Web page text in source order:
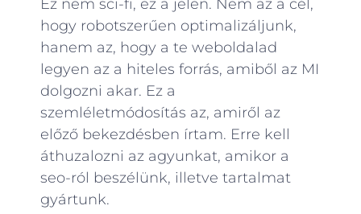
Ez nem sci-fi, ez a jelen. Nem az a cél,
hogy robotszerűen optimalizáljunk,
hanem az, hogy a te weboldalad
legyen az a hiteles forrás, amiből az MI
dolgozni akar. Ez a
szemléletmódosítás az, amiről az
előző bekezdésben írtam. Erre kell
áthuzalozni az agyunkat, amikor a
seo-ról beszélünk, illetve tartalmat
gyártunk.